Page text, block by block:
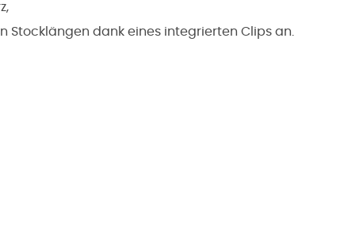
Stocklängen dank eines integrierten Clips an.